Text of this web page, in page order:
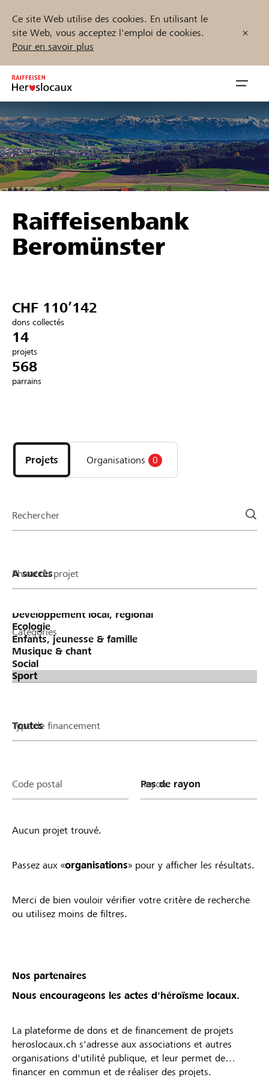
Ce site Web utilise des cookies. En utilisant le
site Web, vous acceptez l'emploi de cookies.
Pour en savoir plus
Inhalt
springen
öffnen
Parrainer
Soutien & assistance
Se connecter
Trouvez des projets et des organisations
Démarrez maintenant
DE FR IT
Raiffeisenbank
Beromünster
CHF 110’142
dons collectés
14
projets
568
parrains
les
projets
et
la
Projets Organisations 0
Rechercher
Phase du projet
Catégories
Type de financement
Code postal Rayon
Aucun projet trouvé.
Passez aux «organisations» pour y afficher les résultats.
Merci de bien vouloir vérifier votre critère de recherche
ou utilisez moins de filtres.
Nos partenaires
Nous encourageons les actes d'héroïsme locaux.
La plateforme de dons et de financement de projets
heroslocaux.ch s'adresse aux associations et autres
organisations d'utilité publique, et leur permet de
financer en commun et de réaliser des projets.